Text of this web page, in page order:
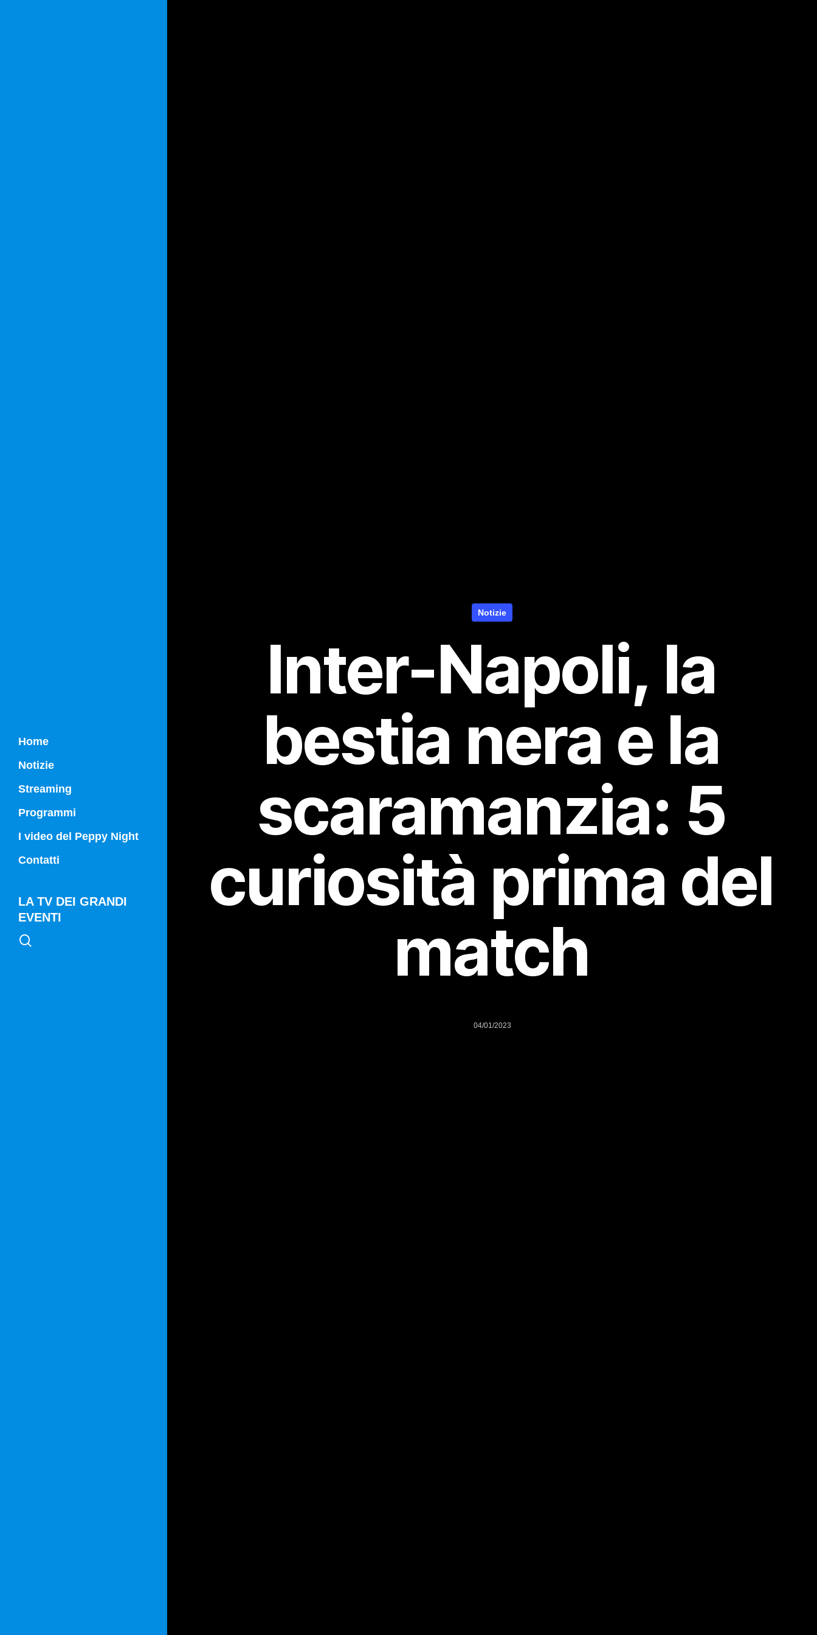
Home
Notizie
Streaming
Programmi
Campania Sport
I video del Peppy Night
Contatti
LA TV DEI GRANDI
EVENTI
Notizie
Inter-Napoli, la
bestia nera e la
scaramanzia: 5
curiosità prima del
match
04/01/2023